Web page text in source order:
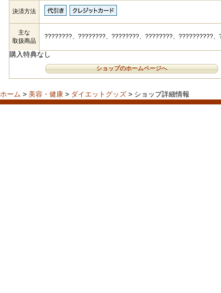
決済方法
主な
取扱商品
????????、????????、????????、????????、??????????、
購入特典なし
ショップのホームページへ
ホーム > 美容・健康 > ダイエットグッズ > ショップ詳細情報